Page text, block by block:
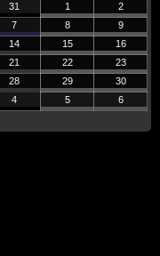
31 1
2
7 8
9
14 15
16
21 22
23
28 29
30
4 5 6